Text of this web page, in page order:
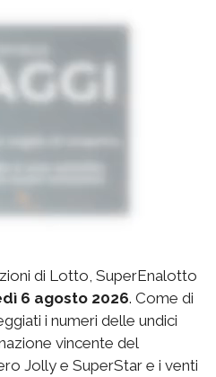
di Lotto, SuperEnalotto
6 agosto 2026. Come di
i numeri delle undici
vincente del
Jolly e SuperStar e i venti